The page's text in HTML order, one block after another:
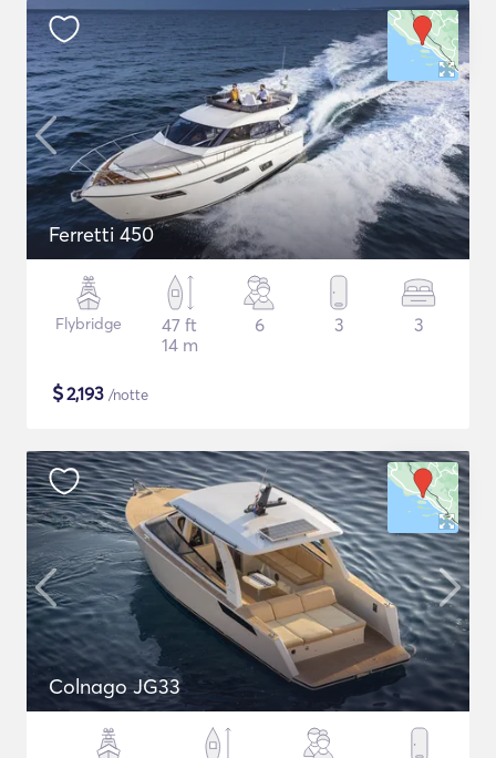
Ferretti 450
Flybridge
47 ft
14 m
6 3 3
$2,193 /notte
Colnago JG33